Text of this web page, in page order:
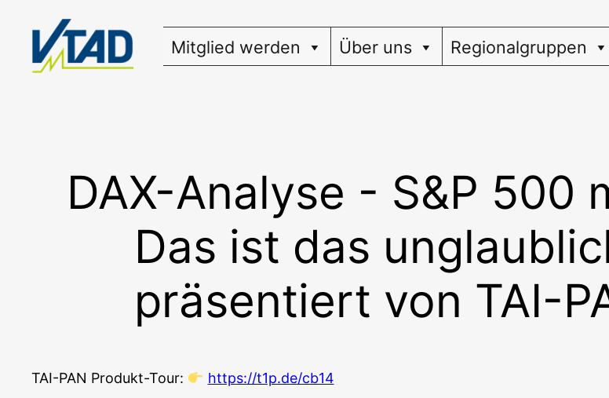
springen
Mitglied werden Über uns Regionalgruppen
DAX-Analyse - S&P 500
Das ist das
präsentiert von TAI-
TAI-PAN Pro­dukt-Tour: https://t1p.de/cb14